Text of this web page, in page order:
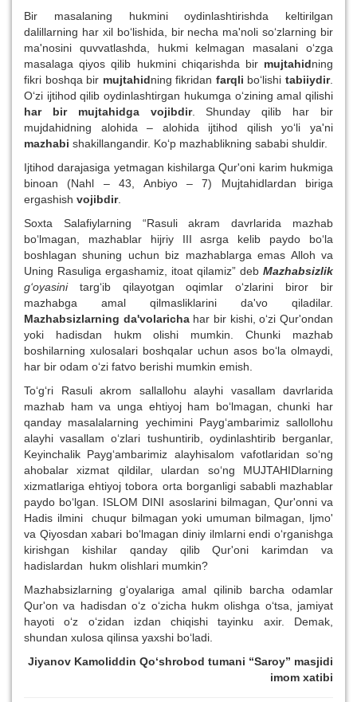
Bir masalaning hukmini oydinlashtirishda keltirilgan
dalillarning har xil bo‘lishida, bir necha ma'noli so‘zlarning bir
ma'nosini quvvatlashda, hukmi kelmagan masalani o‘zga
masalaga qiyos qilib hukmini chiqarishda bir mujtahidning
fikri boshqa bir mujtahidning fikridan farqli bo‘lishitabiiydir.
O‘zi ijtihod qilib oydinlashtirgan hukumga o‘zining amal qilishi
har bir mujtahidga
vojibdir. Shunday qilib har bir
mujdahidning alohida – alohida ijtihod qilish yo‘li ya'ni
mazhabi shakillangandir. Ko‘p mazhablikning sababi shuldir.
Ijtihod darajasiga yetmagan kishilarga Qur'oni karim hukmiga
binoan (Nahl – 43, Anbiyo – 7) Mujtahidlardan biriga
ergashish vojibdir.
Soxta Salafiylarning “Rasuli akram davrlarida mazhab
bo‘lmagan, mazhablar hijriy III asrga kelib paydo bo‘la
boshlagan shuning uchun biz mazhablarga emas Alloh va
Uning Rasuliga ergashamiz, itoat qilamiz” deb Mazhabsizlik
g‘oyasinitarg‘ib qilayotgan oqimlar o‘zlarini biror bir
mazhabga amal qilmasliklarini da'vo qiladilar.
Mazhabsizlarning da'volarichahar bir kishi, o‘zi Qur'ondan
yoki hadisdan hukm olishi mumkin. Chunki mazhab
boshilarning xulosalari boshqalar uchun asos bo‘la olmaydi,
har bir odam o‘zi fatvo berishi mumkin emish.
To‘g‘ri Rasuli akrom sallallohu alayhi vasallam davrlarida
mazhab ham va unga ehtiyoj ham bo‘lmagan, chunki har
qanday masalalarning yechimini Payg‘ambarimiz sallollohu
alayhi vasallam o‘zlari tushuntirib, oydinlashtirib berganlar,
Keyinchalik Payg‘ambarimiz alayhisalom vafotlaridan so‘ng
ahobalar xizmat qildilar, ulardan so‘ng MUJTAHIDlarning
xizmatlariga ehtiyoj tobora orta borganligi sababli mazhablar
paydo bo‘lgan. ISLOM DINI asoslarini bilmagan, Qur'onni va
Hadis ilmini chuqur bilmagan yoki umuman bilmagan, Ijmo'
va Qiyosdan xabari bo‘lmagan diniy ilmlarni endi o‘rganishga
kirishgan kishilar qanday qilib Qur'oni karimdan va
hadislardan hukm olishlari mumkin?
Mazhabsizlarning g‘oyalariga amal qilinib barcha odamlar
Qur'on va hadisdan o‘z o‘zicha hukm olishga o‘tsa, jamiyat
hayoti o‘z o‘zidan izdan chiqishi tayinku axir. Demak,
shundan xulosa qilinsa yaxshi bo‘ladi.
Jiyanov Kamoliddin Qo‘shrobod tumani “Saroy” masjidi
imom xatibi